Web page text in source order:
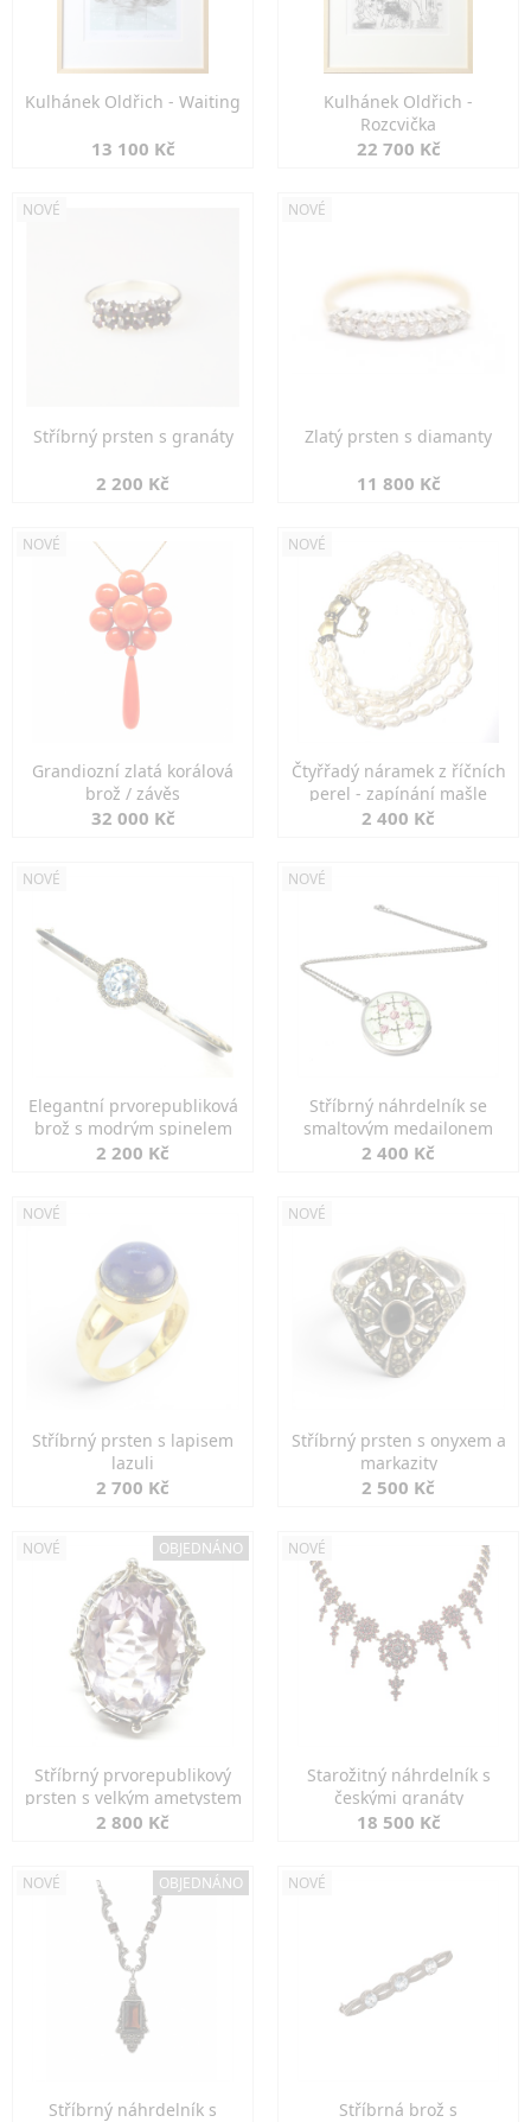
Kulhánek Oldřich - Waiting
13 100 Kč
Kulhánek Oldřich -
Rozcvička
22 700 Kč
NOVÉ
Stříbrný prsten s granáty
2 200 Kč
NOVÉ
Zlatý prsten s diamanty
11 800 Kč
NOVÉ
Grandiozní zlatá korálová
brož / závěs
32 000 Kč
NOVÉ
Čtyřřadý náramek z říčních
perel - zapínání mašle
2 400 Kč
NOVÉ
Elegantní prvorepubliková
brož s modrým spinelem
2 200 Kč
NOVÉ
Stříbrný náhrdelník se
smaltovým medailonem
2 400 Kč
NOVÉ
Stříbrný prsten s lapisem
lazuli
2 700 Kč
NOVÉ
Stříbrný prsten s onyxem a
markazity
2 500 Kč
NOVÉ OBJEDNÁNO
Stříbrný prvorepublikový
prsten s velkým ametystem
2 800 Kč
NOVÉ
Starožitný náhrdelník s
českými granáty
18 500 Kč
NOVÉ OBJEDNÁNO
Stříbrný náhrdelník s
NOVÉ
Stříbrná brož s